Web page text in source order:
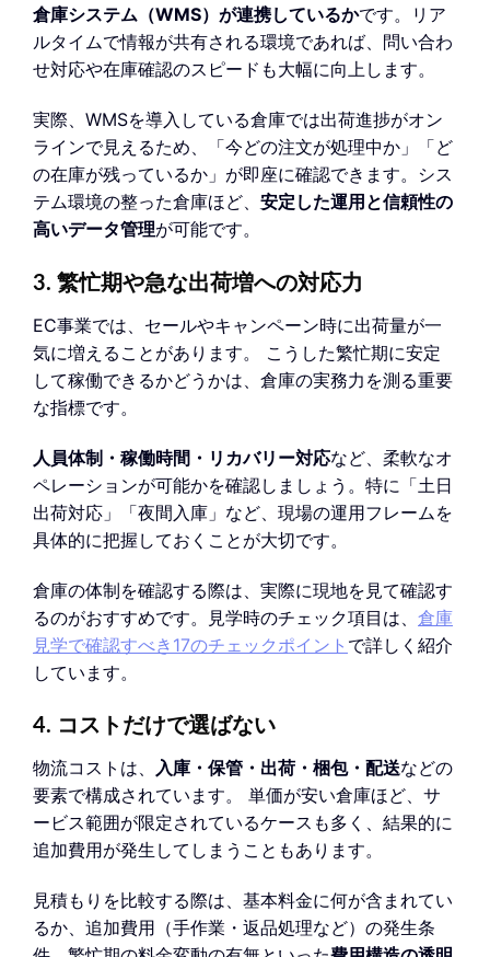
倉庫システム（WMS）が連携しているかです。リア
ルタイムで情報が共有される環境であれば、問い合わ
せ対応や在庫確認のスピードも大幅に向上します。
実際、WMSを導入している倉庫では出荷進捗がオン
ラインで見えるため、「今どの注文が処理中か」「ど
の在庫が残っているか」が即座に確認できます。シス
テム環境の整った倉庫ほど、 安定した運用と信頼性の
高いデータ管理が可能です。
3. 繁忙期や急な出荷増への対応力
EC事業では、セールやキャンペーン時に出荷量が一
気に増えることがあります。 こうした繁忙期に安定
して稼働できるかどうかは、倉庫の実務力を測る重要
な指標です。
人員体制・稼働時間・リカバリー対応など、柔軟なオ
ペレーションが可能かを確認しましょう。特に「土日
出荷対応」「夜間入庫」など、現場の運用フレームを
具体的に把握しておくことが大切です。
倉庫の体制を確認する際は、実際に現地を見て確認す
るのがおすすめです。見学時のチェック項目は、 倉庫
見学で確認すべき17のチェックポイント で詳しく紹介
しています。
4. コストだけで選ばない
物流コストは、 入庫・保管・出荷・梱包・配送などの
要素で構成されています。 単価が安い倉庫ほど、サ
ービス範囲が限定されているケースも多く、結果的に
追加費用が発生してしまうこともあります。
見積もりを比較する際は、基本料金に何が含まれてい
るか、追加費用（手作業・返品処理など）の発生条